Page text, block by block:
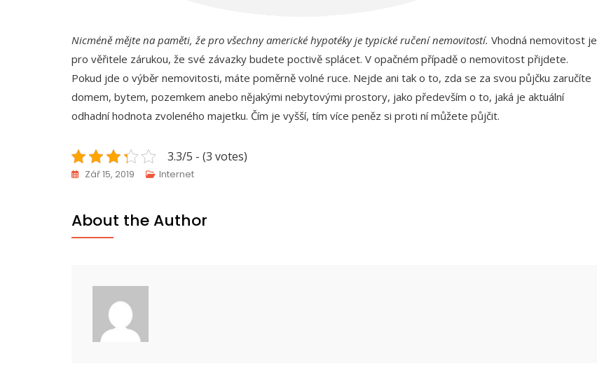
Nicméně mějte na paměti, že pro všechny americké hypotéky je typické ručení nemovitostí. Vhodná nemovitost je
pro věřitele zárukou, že své závazky budete poctivě splácet. V opačném případě o nemovitost přijdete.
Pokud jde o výběr nemovitosti, máte poměrně volné ruce. Nejde ani tak o to, zda se za svou půjčku zaručíte
domem, bytem, pozemkem anebo nějakými nebytovými prostory, jako především o to, jaká je aktuální
odhadní hodnota zvoleného majetku. Čím je vyšší, tím více peněz si proti ní můžete půjčit.
3.3/5 - (3 votes)
Zář 15, 2019 Internet
About the Author